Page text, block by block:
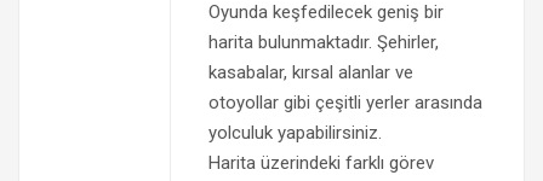
Oyunda keşfedilecek geniş bir
harita bulunmaktadır. Şehirler,
kasabalar, kırsal alanlar ve
otoyollar gibi çeşitli yerler arasında
yolculuk yapabilirsiniz.
Harita üzerindeki farklı görev